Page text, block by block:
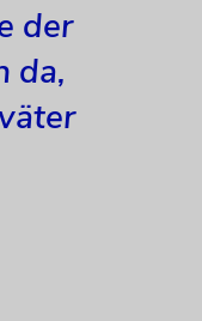
der
da,